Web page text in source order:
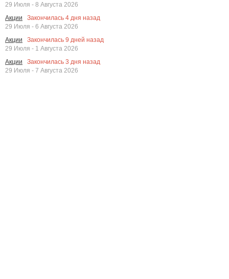
29 Июля - 8 Августа 2026
Акции
Закончилась 4 дня назад
29 Июля - 6 Августа 2026
Акции
Закончилась 9 дней назад
29 Июля - 1 Августа 2026
Акции
Закончилась 3 дня назад
29 Июля - 7 Августа 2026